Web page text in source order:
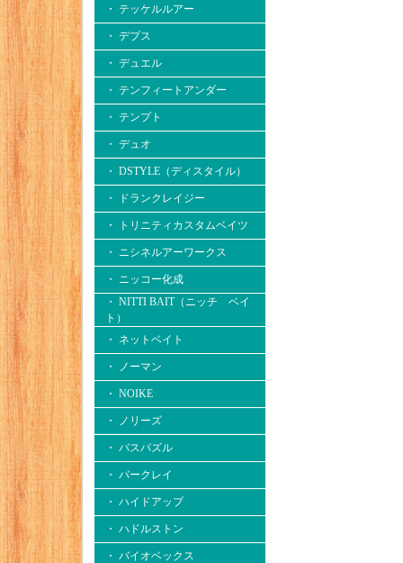
・ テッケルルアー
・ デプス
・ デュエル
・ テンフィートアンダー
・ テンプト
・ デュオ
・ DSTYLE（ディスタイル）
・ ドランクレイジー
・ トリニティカスタムベイツ
・ ニシネルアーワークス
・ ニッコー化成
・ NITTI BAIT（ニッチ ベイ
ト）
・ ネットベイト
・ ノーマン
・ NOIKE
・ ノリーズ
・ バスパズル
・ バークレイ
・ ハイドアップ
・ ハドルストン
・ バイオベックス